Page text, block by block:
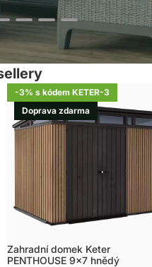
-3% s kódem KETER-3
Doprava zdarma
Zahradní domek Keter
PENTHOUSE 9x7 hnědý